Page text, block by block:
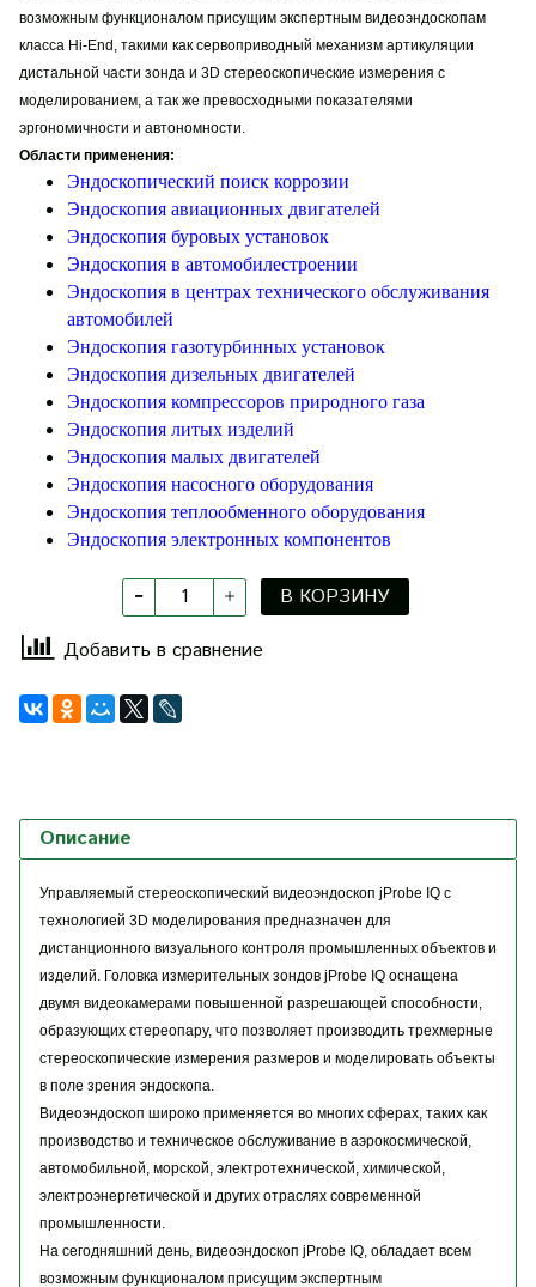
возможным функционалом присущим экспертным видеоэндоскопам
класса Hi-End, такими как сервоприводный механизм артикуляции
дистальной части зонда и 3D стереоскопические измерения с
моделированием, а так же превосходными показателями
эргономичности и автономности.
Области применения:
Эндоскопический поиск коррозии
Эндоскопия авиационных двигателей
Эндоскопия буровых установок
Эндоскопия в автомобилестроении
Эндоскопия в центрах технического обслуживания
автомобилей
Эндоскопия газотурбинных установок
Эндоскопия дизельных двигателей
Эндоскопия компрессоров природного газа
Эндоскопия литых изделий
Эндоскопия малых двигателей
Эндоскопия насосного оборудования
Эндоскопия теплообменного оборудования
Эндоскопия электронных компонентов
В КОРЗИНУ
Добавить в сравнение
Описание
Управляемый стереоскопический видеоэндоскоп jProbe IQ с
технологией 3D моделирования предназначен для
дистанционного визуального контроля промышленных объектов и
изделий. Головка измерительных зондов jProbe IQ оснащена
двумя видеокамерами повышенной разрешающей способности,
образующих стереопару, что позволяет производить трехмерные
стереоскопические измерения размеров и моделировать объекты
в поле зрения эндоскопа.
Видеоэндоскоп широко применяется во многих сферах, таких как
производство и техническое обслуживание в аэрокосмической,
автомобильной, морской, электротехнической, химической,
электроэнергетической и других отраслях современной
промышленности.
На сегодняшний день, видеоэндоскоп jProbe IQ, обладает всем
возможным функционалом присущим экспертным